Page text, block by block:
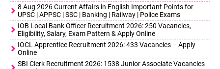
8 Aug 2026 Current Affairs in English Important Points for
UPSC | APPSC | SSC | Banking | Railway | Police Exams
IOB Local Bank Officer Recruitment 2026: 250 Vacancies,
Eligibility, Salary, Exam Pattern & Apply Online
IOCL Apprentice Recruitment 2026: 433 Vacancies – Apply
Online
SBI Clerk Recruitment 2026: 1538 Junior Associate Vacancies